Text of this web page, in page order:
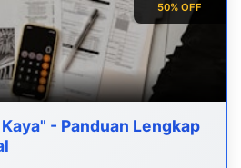
50% OFF
- Panduan Lengkap